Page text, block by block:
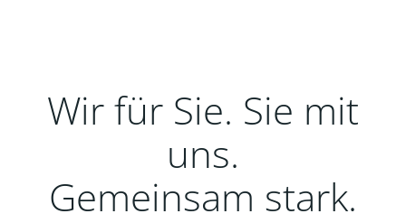
Wir für Sie. Sie mit
uns.
Gemeinsam stark.